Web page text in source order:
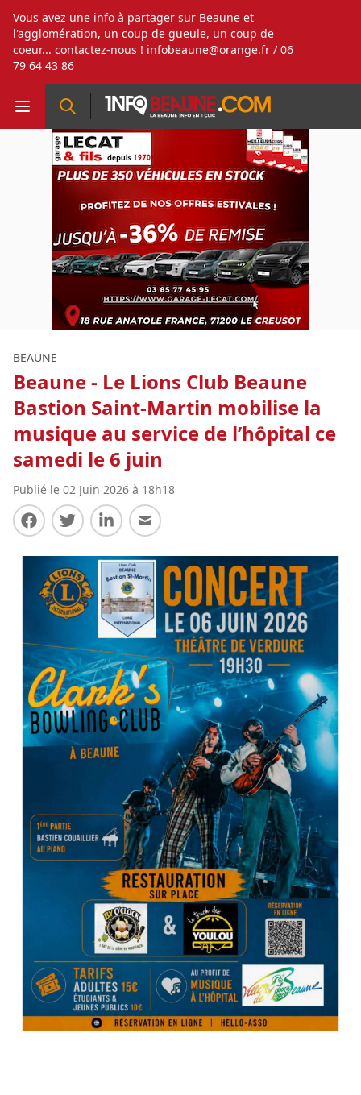
Vous avez une info à partager sur Beaune et
l'agglomération, un coup de gueule, un coup de
coeur... contactez-nous ! infobeaune@orange.fr / 06
79 64 43 86
BEAUNE
Beaune - Le Lions Club Beaune
Bastion Saint-Martin mobilise la
musique au service de l’hôpital ce
samedi le 6 juin
Publié le 02 Juin 2026 à 18h18
Partager sur Facebook
Partager sur Twitter
Partager sur LinkedIn
Partager par E-mail